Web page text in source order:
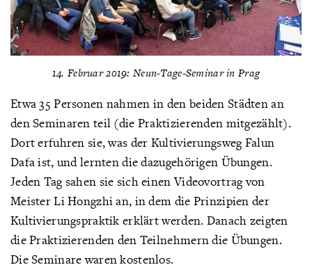
14. Februar 2019: Neun-Tage-Seminar in Prag
Etwa 35 Personen nahmen in den beiden Städten an
den Seminaren teil (die Praktizierenden mitgezählt).
Dort erfuhren sie, was der Kultivierungsweg Falun
Dafa ist, und lernten die dazugehörigen Übungen.
Jeden Tag sahen sie sich einen Videovortrag von
Meister Li Hongzhi an, in dem die Prinzipien der
Kultivierungspraktik erklärt werden. Danach zeigten
die Praktizierenden den Teilnehmern die Übungen.
Die Seminare waren kostenlos.